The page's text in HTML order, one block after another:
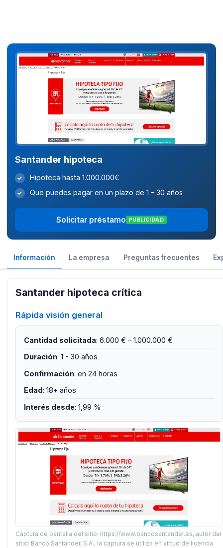
Santander hipoteca
✓ Hipoteca hasta 1.000.000€
✓ Que puedes pagar en un plazo de 1 - 30 años
Solicitar préstamo PUBLICIDAD
Información La empresa Preguntas frecuentes
Santander hipoteca crítica
Rápida visión general
Cantidad solicitada: 6.000 € – 1.000.000 €
Duración: 1 - 30 años
Confirmación: en 24 horas
Edad: 18+ años
Interés desde: 1,99 %
Captura de pantalla del sitio: https://www.bancosantander.es, autor del
sitio: Banco Santander, S.A., la captura se utiliza en virtud de licencia